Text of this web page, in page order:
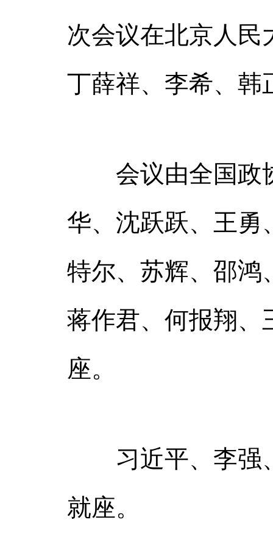
次会议在北京人民
丁薛祥、李希、韩
会议由全国政协
华、沈跃跃、王勇
特尔、苏辉、邵鸿
蒋作君、何报翔、
座。
习近平、李强、
就座。